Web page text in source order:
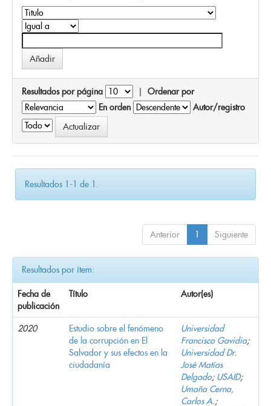
Resultados por página | Ordenar por
En orden
Autor/registro
Resultados 1-1 de 1.
Anterior 1 Siguiente
Resultados por ítem:
Fecha de
publicación
Título Autor(es)
2020
Estudio sobre el fenómeno
de la corrupción en El
Salvador y sus efectos en la
ciudadanía
Universidad
Francisco Gavidia;
Universidad Dr.
José Matías
Delgado; USAID;
Umaña Cerna,
Carlos A.;